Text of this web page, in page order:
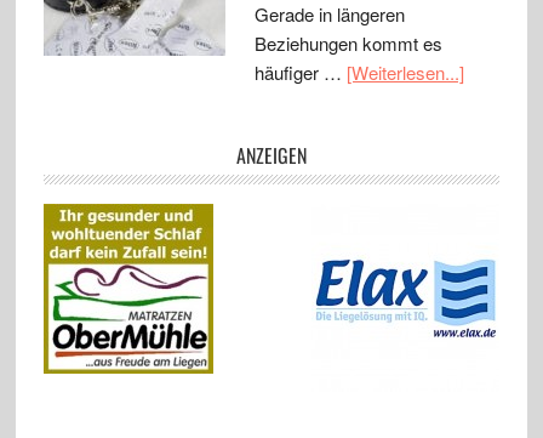
Gerade in längeren
Beziehungen kommt es
häufiger … [Weiterlesen...]
ANZEIGEN